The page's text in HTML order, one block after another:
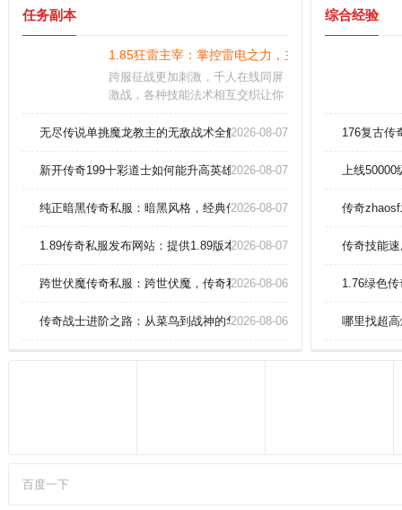
任务副本
1.85狂雷主宰：掌控雷电之力，主宰传奇世界，等你
跨服征战更加刺激，千人在线同屏
激战，各种技能法术相互交织让你
点，适当分配技能点可加强单个技
行选择BOSS和首领去进行挑战，
的。
无尽传说单挑魔龙教主的无敌战术全解析？2026-08-07
新开传奇199十彩道士如何能升高英雄诱惑之光？
2026-08-07
纯正暗黑传奇私服：暗黑风格，经典传奇，征战暗黑大陆！
2026-08-07
1.89传奇私服发布网站：提供1.89版本传奇私服的发布网站，满足玩
2026-08-07
跨世伏魔传奇私服：跨世伏魔，传奇私服的新探索
2026-08-06
传奇战士进阶之路：从菜鸟到战神的华丽转身
2026-08-06
综合经验
176复古传
上线50000
传奇
传奇技能
1.76绿色
哪里找超
百度一下